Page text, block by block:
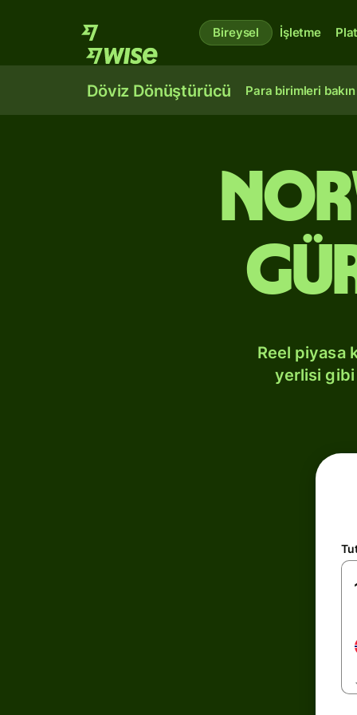
Bireysel İşletme
Döviz Dönüştürücü Para birimleri bakın
Reel piyasa
yerlisi gibi